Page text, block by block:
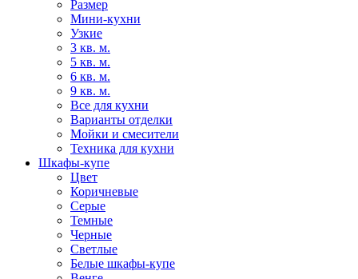
Размер
Мини-кухни
Узкие
3 кв. м.
5 кв. м.
6 кв. м.
9 кв. м.
Все для кухни
Варианты отделки
Мойки и смесители
Техника для кухни
Шкафы-купе
Цвет
Коричневые
Серые
Темные
Черные
Светлые
Белые шкафы-купе